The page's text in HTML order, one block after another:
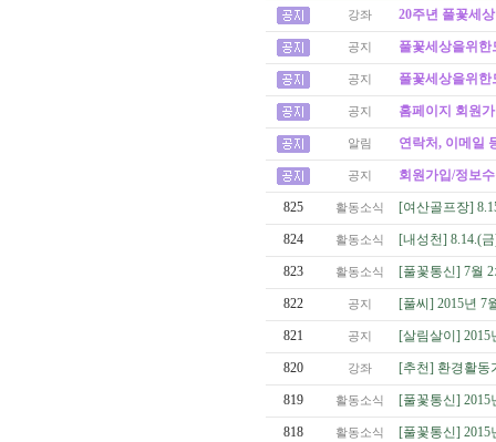
강좌 20주년 풀꽃세
공지 풀꽃세상을위
공지 풀꽃세상을위
공지 홈페이지 회원
알림 연락처, 이메일
공지 회원가입/정보
825 활동소식 [여산골프장]
824 활동소식 [내성천] 8.14.(
823 활동소식 [풀꽃통신] 7월
822 공지 [풀씨] 2015년 7
821 공지 [살림살이] 2015
820 강좌 [추천] 환경활동
819 활동소식 [풀꽃통신] 2015
818 활동소식 [풀꽃통신] 2015